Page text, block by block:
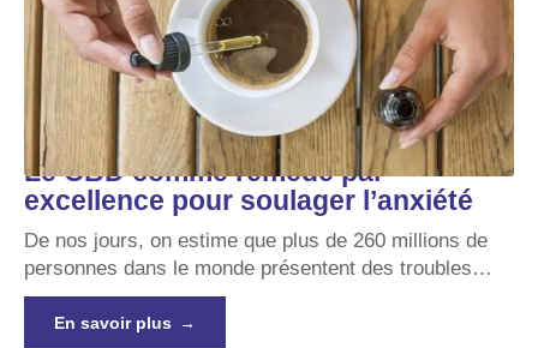
Le CBD comme remède par
excellence pour soulager l’anxiété
De nos jours, on estime que plus de 260 millions de
personnes dans le monde présentent des troubles…
En savoir plus